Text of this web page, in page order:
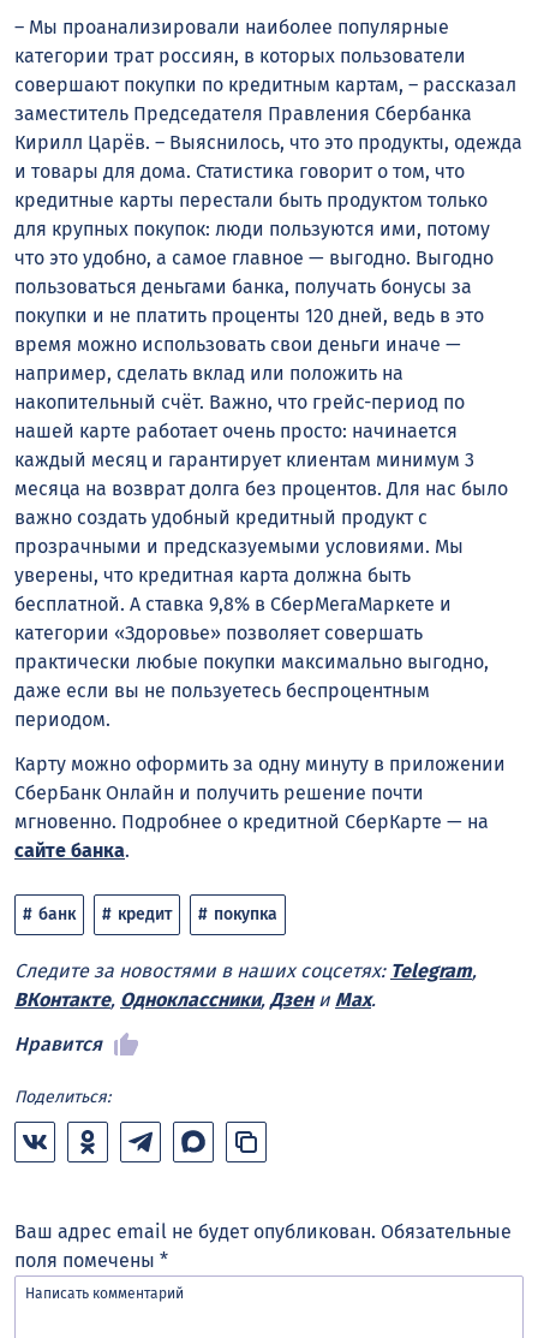
– Мы проанализировали наиболее популярные
категории трат россиян, в которых пользователи
совершают покупки по кредитным картам, – рассказал
заместитель Председателя Правления Сбербанка
Кирилл Царёв. – Выяснилось, что это продукты, одежда
и товары для дома. Статистика говорит о том, что
кредитные карты перестали быть продуктом только
для крупных покупок: люди пользуются ими, потому
что это удобно, а самое главное — выгодно. Выгодно
пользоваться деньгами банка, получать бонусы за
покупки и не платить проценты 120 дней, ведь в это
время можно использовать свои деньги иначе —
например, сделать вклад или положить на
накопительный счёт. Важно, что грейс-период по
нашей карте работает очень просто: начинается
каждый месяц и гарантирует клиентам минимум 3
месяца на возврат долга без процентов. Для нас было
важно создать удобный кредитный продукт с
прозрачными и предсказуемыми условиями. Мы
уверены, что кредитная карта должна быть
бесплатной. А ставка 9,8% в СберМегаМаркете и
категории «Здоровье» позволяет совершать
практически любые покупки максимально выгодно,
даже если вы не пользуетесь беспроцентным
периодом.
Карту можно оформить за одну минуту в приложении
СберБанк Онлайн и получить решение почти
мгновенно. Подробнее о кредитной СберКарте — на
сайте банка.
банк кредит покупка
Следите за новостями в наших соцсетях: Telegram,
ВКонтакте, Одноклассники, Дзени Max.
Нравится
Поделиться:
Ваш адрес email не будет опубликован. Обязательные
поля помечены *